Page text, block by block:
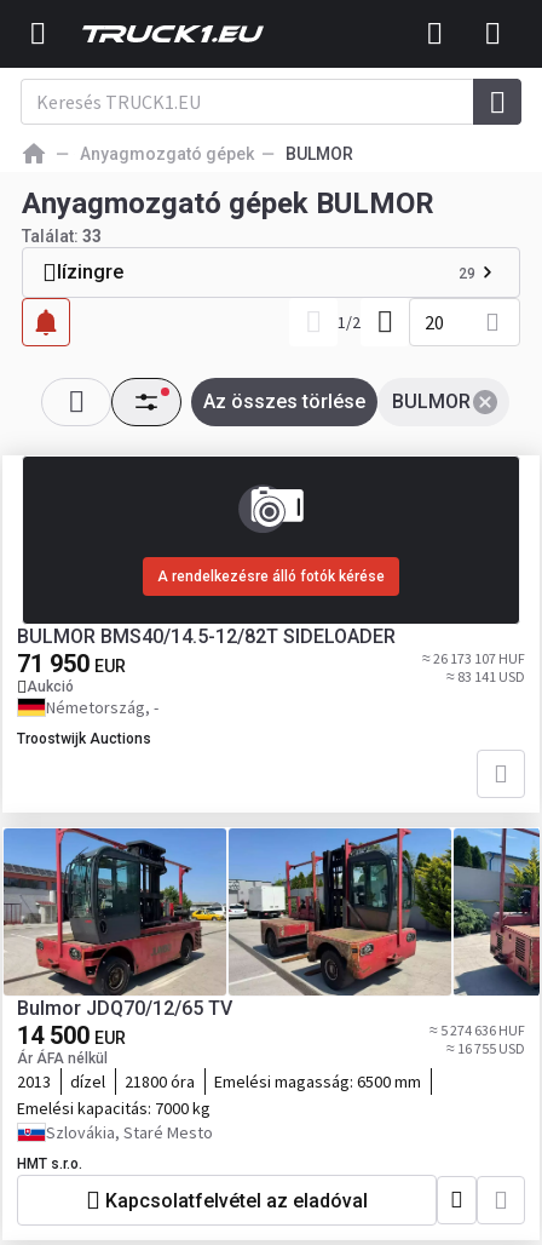
Anyagmozgató gépek BULMOR
Anyagmozgató gépek BULMOR
Találat: 33
lízingre 29
1/2 20
BULMOR
Az összes törlése
A rendelkezésre álló fotók kérése
BULMOR BMS40/14.5-12/82T SIDELOADER
71 950 EUR
Aukció
≈ 26 173 107 HUF
≈ 83 141 USD
Németország, -
Troostwijk Auctions
Bulmor JDQ70/12/65 TV
14 500 EUR
Ár ÁFA nélkül
≈ 5 274 636 HUF
≈ 16 755 USD
2013 dízel 21800 óra Emelési magasság: 6500 mm
Emelési kapacitás: 7000 kg
Szlovákia, Staré Mesto
HMT s.r.o.
Kapcsolatfelvétel az eladóval